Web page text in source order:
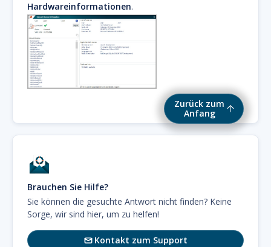
Zurück zum
Anfang
Hardwareinformationen.
Brauchen Sie Hilfe?
Sie können die gesuchte Antwort nicht finden? Keine
Sorge, wir sind hier, um zu helfen!
Kontakt zum Support